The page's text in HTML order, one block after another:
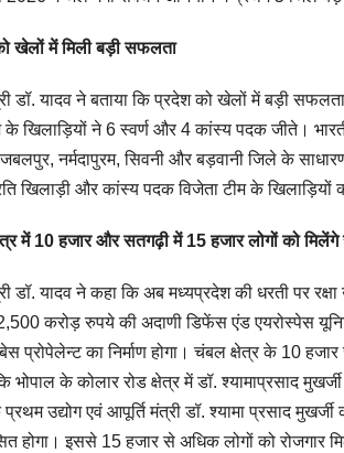
खेलों में मिली बड़ी सफलता
डॉ. यादव ने बताया कि प्रदेश को खेलों में बड़ी
के खिलाड़ियों ने 6 स्वर्ण और 4 कांस्य पदक जीते।
नर्मदापुरम, सिवनी और बड़वानी जिले के
खिलाड़ी और कांस्य पदक विजेता टीम के खिलाड़ियों
में 10 हजार और सतगढ़ी में 15 हजार लोगों को
डॉ. यादव ने कहा कि अब मध्यप्रदेश की धरती पर
करोड़ रुपये की अदाणी डिफेंस एंड एयरोस्पेस
प्रोपेलेन्ट का निर्माण होगा। चंबल क्षेत्र के 10
भोपाल के कोलार रोड क्षेत्र में डॉ. श्यामाप्रसाद
उद्योग एवं आपूर्ति मंत्री डॉ. श्यामा प्रसाद
होगा। इससे 15 हजार से अधिक लोगों को रोजगार